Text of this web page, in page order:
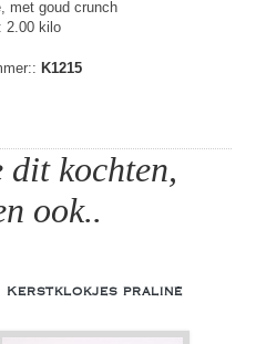
met goud crunch
2.00 kilo
K1215
dit kochten,
ook..
Kerstklokjes praliné